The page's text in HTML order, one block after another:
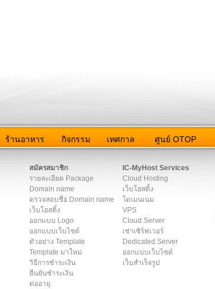
ร้านอาหาร กิจกรรม เทศกาล ศูนย์ OTOP
สมัครสมาชิก
รายละเอียด Package
Domain name
ตรวจสอบชื่อ Domain name
เว็บโฮสติ้ง
ออกแบบ Logo
ออกแบบเว็บไซต์
ตัวอย่าง Template
Template มาใหม่
วิธีการชำระเงิน
ยืนยันชำระเงิน
ต่ออายุ
IC-MyHost Services
Cloud Hosting
เว็บโฮสติ้ง
โดเมนเนม
VPS
Cloud Server
เช่าเซิร์ฟเวอร์
Dedicated Server
ออกแบบเว็บไซต์
เว็บสำเร็จรูป